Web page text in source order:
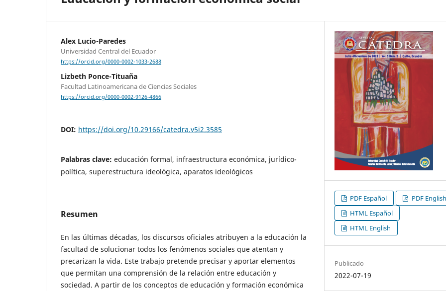
Alex Lucio-Paredes
Universidad Central del Ecuador
https://orcid.org/0000-0002-1033-2688
Lizbeth Ponce-Tituaña
Facultad Latinoamericana de Ciencias Sociales
https://orcid.org/0000-0002-9126-4866
DOI: https://doi.org/10.29166/catedra.v5i2.3585
Palabras clave: educación formal, infraestructura económica, jurídico-
política, superestructura ideológica, aparatos ideológicos
Resumen
En las últimas décadas, los discursos oficiales atribuyen a la educación la
facultad de solucionar todos los fenómenos sociales que atentan y
precarizan la vida. Este trabajo pretende precisar y aportar elementos
que permitan una comprensión de la relación entre educación y
sociedad. A partir de los conceptos de educación y formación económica
PDF Español
PDF English
HTML Español
HTML English
Publicado
2022-07-19